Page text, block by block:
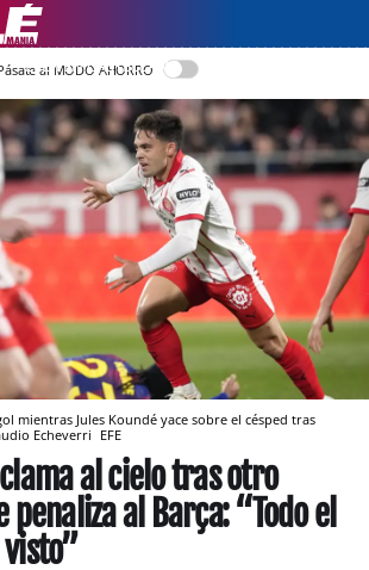
LEER EN CASTELLANO
al MODO AHORRO
mientras Jules Koundé yace sobre el césped tras
Echeverri EFE
al cielo tras otro
al Barça: “Todo el